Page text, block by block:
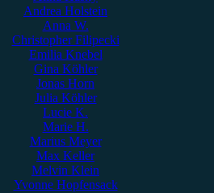
Andrea Holstein
Anna W.
Christopher Filipecki
Emilia Knebel
Gina Köhler
Jonas Horn
Julia Köhler
Lucie K.
Marie H.
Marius Meyer
Max Keller
Melvin Klein
Yvonne Hopfensack